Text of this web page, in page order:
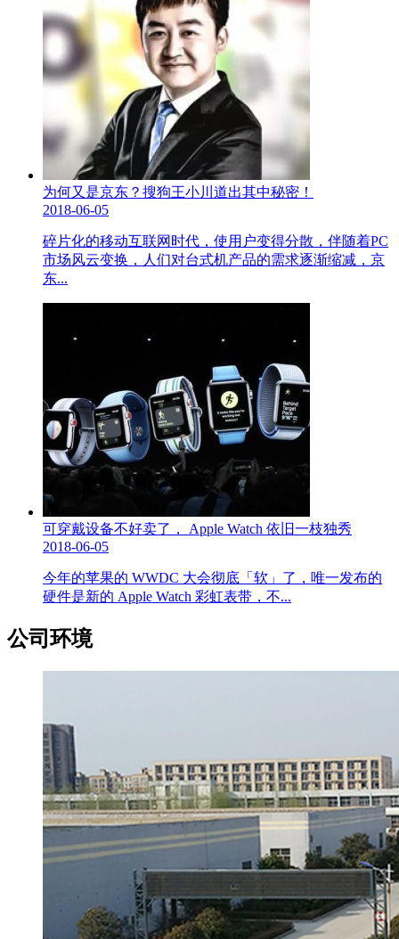
为何又是京东？搜狗王小川道出其中秘密！
2018-06-05
碎片化的移动互联网时代，使用户变得分散，伴随着PC
市场风云变换，人们对台式机产品的需求逐渐缩减，京
东...
可穿戴设备不好卖了， Apple Watch 依旧一枝独秀
2018-06-05
今年的苹果的 WWDC 大会彻底「软」了，唯一发布的
硬件是新的 Apple Watch 彩虹表带，不...
公司环境